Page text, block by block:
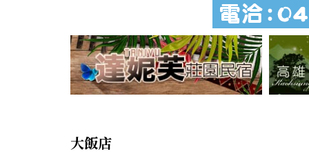
大飯店